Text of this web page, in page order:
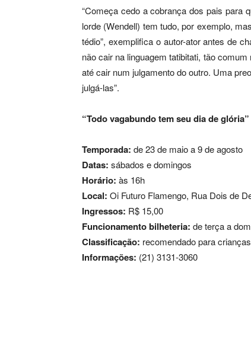
“Começa cedo a cobrança dos pais para
lorde (Wendell) tem tudo, por exemplo,
tédio”, exemplifica o autor-ator antes de
não cair na linguagem tatibitati, tão
até cair num julgamento do outro. Uma
julgá-las”.
“Todo vagabundo tem seu dia de
Temporada: de 23 de maio a 9 de agosto
Datas: sábados e domingos
Horário: às 16h
Local: Oi Futuro Flamengo, Rua Dois de
Ingressos: R$ 15,00
Funcionamento bilheteria: de terça a
Classificação: recomendado para
Informações: (21) 3131-3060